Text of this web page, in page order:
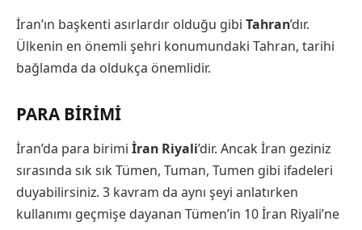
İran’ın başkenti asırlardır olduğu gibi Tahran’dır.
Ülkenin en önemli şehri konumundaki Tahran, tarihi
bağlamda da oldukça önemlidir.
PARA BIRIMI
İran’da para birimi İran Riyali’dir. Ancak İran geziniz
sırasında sık sık Tümen, Tuman, Tumen gibi ifadeleri
duyabilirsiniz. 3 kavram da aynı şeyi anlatırken
kullanımı geçmişe dayanan Tümen’in 10 İran Riyali’ne